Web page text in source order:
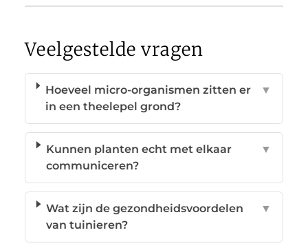
Veelgestelde vragen
Hoeveel micro-organismen zitten er
in een theelepel grond?
▼
Kunnen planten echt met elkaar
communiceren?
▼
Wat zijn de gezondheidsvoordelen
van tuinieren?
▼